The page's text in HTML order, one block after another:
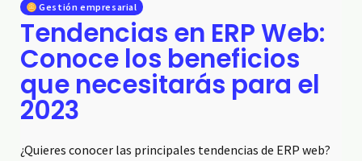
Gestión empresarial
Tendencias en ERP Web:
Conoce los beneficios
que necesitarás para el
2023
¿Quieres conocer las principales tendencias de ERP web?